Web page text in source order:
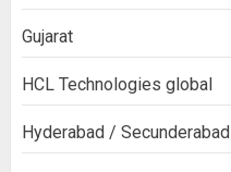
Gujarat
HCL Technologies global
Hyderabad / Secunderabad